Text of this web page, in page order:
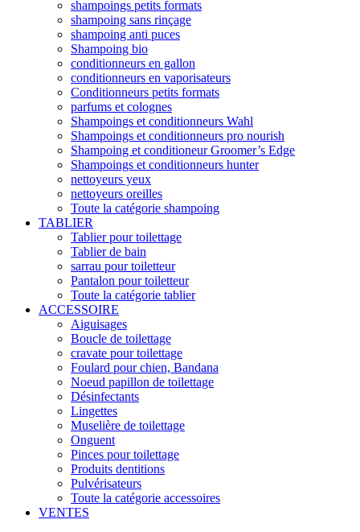
shampoings petits formats
shampoing sans rinçage
shampoing anti puces
Shampoing bio
conditionneurs en gallon
conditionneurs en vaporisateurs
Conditionneurs petits formats
parfums et colognes
Shampoings et conditionneurs Wahl
Shampoings et conditionneurs pro nourish
Shampoing et conditioneur Groomer’s Edge
Shampoings et conditionneurs hunter
nettoyeurs yeux
nettoyeurs oreilles
Toute la catégorie shampoing
TABLIER
Tablier pour toilettage
Tablier de bain
sarrau pour toiletteur
Pantalon pour toiletteur
Toute la catégorie tablier
ACCESSOIRE
Aiguisages
Boucle de toilettage
cravate pour toilettage
Foulard pour chien, Bandana
Noeud papillon de toilettage
Désinfectants
Lingettes
Muselière de toilettage
Onguent
Pinces pour toilettage
Produits dentitions
Pulvérisateurs
Toute la catégorie accessoires
VENTES